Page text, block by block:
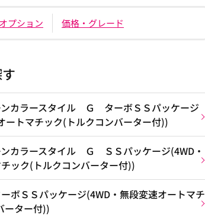
オプション 価格・グレード
カラースタイル Ｇ ターボＳＳパッケージ
ートマチック(トルクコンバーター付))
カラースタイル Ｇ ＳＳパッケージ(4WD・
ック(トルクコンバーター付))
ＳＳパッケージ(4WD・無段変速オートマチ
ーター付))